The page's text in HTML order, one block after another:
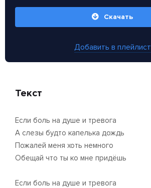
Скачать
Добавить в плейлист
Текст
Если боль на душе и тревога
А слезы будто капелька дождь
Пожалей меня хоть немного
Обещай что ты ко мне придёшь
Если боль на душе и тревога